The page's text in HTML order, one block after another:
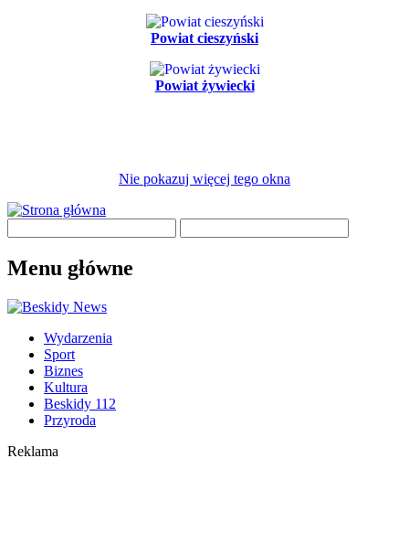
Powiat cieszyński
Powiat żywiecki
Nie pokazuj więcej tego okna
Menu główne
Wydarzenia
Sport
Biznes
Kultura
Beskidy 112
Przyroda
Reklama